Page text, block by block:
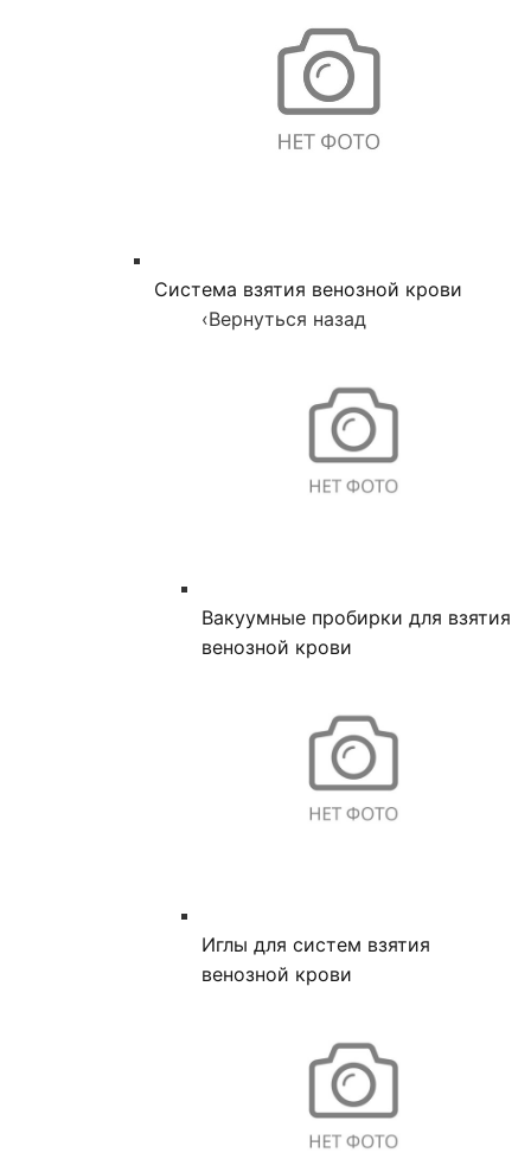
Система взятия венозной крови
‹Вернуться назад
Вакуумные пробирки для взятия
венозной крови
Иглы для систем взятия
венозной крови